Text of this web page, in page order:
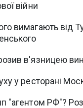
війни
вимагають від
в'язницею
у ресторані
"агентом РФ"?